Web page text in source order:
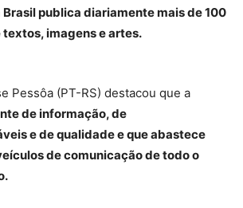
Brasil publica diariamente mais de 100
imagens e artes.
Pessôa (PT-RS) destacou que a
de informação, de
e de qualidade e que abastece
de comunicação de todo o